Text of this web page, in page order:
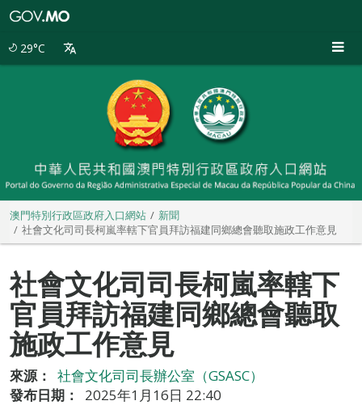
29°C
澳門特別行政區政府入口網站
新聞
社會文化司司長柯嵐率轄下官員拜訪福建同鄉總會聽取施政工作意見
社會文化司司長柯嵐率轄下
官員拜訪福建同鄉總會聽取
施政工作意見
來源：
社會文化司司長辦公室（GSASC）
發布日期：
2025年1月16日 22:40